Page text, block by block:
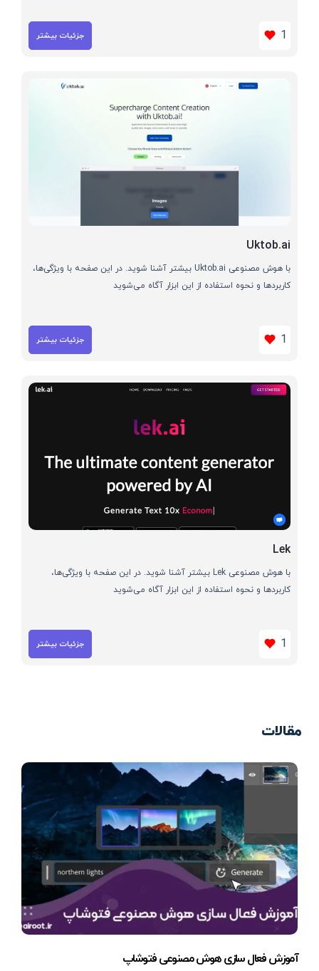
1 جزئیات بیشتر
Uktob.ai
با هوش مصنوعی Uktob.ai بیشتر آشنا شوید. در این صفحه با ویژگی‌ها،
کاربردها و نحوه استفاده از این ابزار آگاه می‌شوید
1 جزئیات بیشتر
Lek
با هوش مصنوعی Lek بیشتر آشنا شوید. در این صفحه با ویژگی‌ها،
کاربردها و نحوه استفاده از این ابزار آگاه می‌شوید
1 جزئیات بیشتر
مقالات
آموزش فعال سازی هوش مصنوعی فتوشاپ